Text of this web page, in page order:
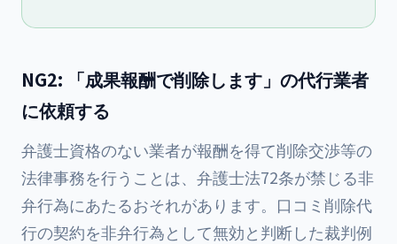
NG2: 「成果報酬で削除します」の代行業者
に依頼する
弁護士資格のない業者が報酬を得て削除交渉等の
法律事務を行うことは、弁護士法72条が禁じる非
弁行為にあたるおそれがあります。口コミ削除代
行の契約を非弁行為として無効と判断した裁判例